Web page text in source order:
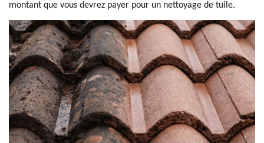
montant que vous devrez payer pour un nettoyage de tuile.